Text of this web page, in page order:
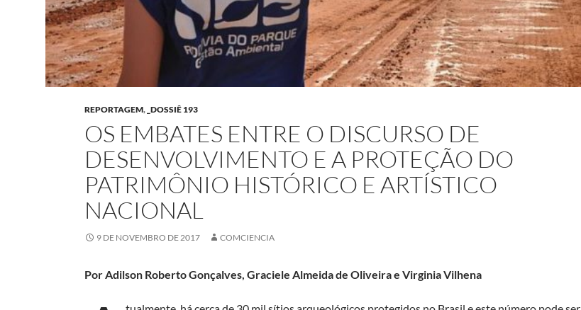
REPORTAGEM, _DOSSIÊ 193
OS EMBATES ENTRE O DISCURSO DE
DESENVOLVIMENTO E A PROTEÇÃO DO
PATRIMÔNIO HISTÓRICO E ARTÍSTICO
NACIONAL
9 DE NOVEMBRO DE 2017 COMCIENCIA
Por Adilson Roberto Gonçalves, Graciele Almeida de Oliveira e Virginia Vilhena